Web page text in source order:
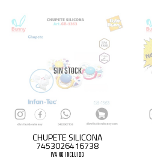
SIN STOCK
CHUPETE SILICONA
7453026416738
IVA NO INCLUIDO